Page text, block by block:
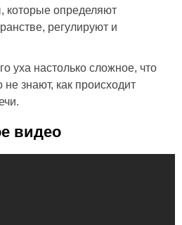
которые определяют
регулируют и
уха настолько сложное, что
знают, как происходит
видео